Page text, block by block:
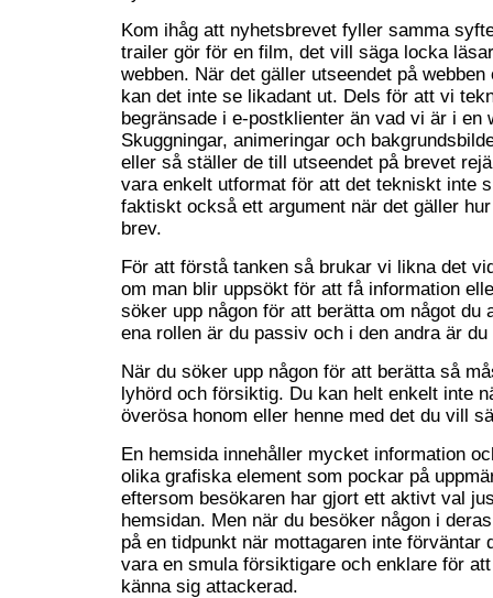
Kom ihåg att nyhetsbrevet fyller samma
trailer gör för en film, det vill säga locka
webben. När det gäller utseendet på
kan det inte se likadant ut. Dels för att vi
begränsade i e-postklienter än vad vi är i en
Skuggningar, animeringar och
eller så ställer de till utseendet på brevet
vara enkelt utformat för att det tekniskt inte
faktiskt också ett argument när det gäller
brev.
För att förstå tanken så brukar vi likna det
om man blir uppsökt för att få information
söker upp någon för att berätta om något du
ena rollen är du passiv och i den andra är du
När du söker upp någon för att berätta så
lyhörd och försiktig. Du kan helt enkelt inte
överösa honom eller henne med det du vill
En hemsida innehåller mycket information
olika grafiska element som pockar på
eftersom besökaren har gjort ett aktivt val
hemsidan. Men när du besöker någon i
på en tidpunkt när mottagaren inte förväntar
vara en smula försiktigare och enklare för
känna sig attackerad.